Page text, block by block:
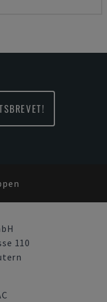
110